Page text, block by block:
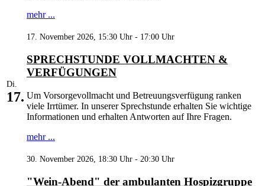
mehr ...
Di.
17.
17. November 2026, 15:30 Uhr - 17:00 Uhr
SPRECHSTUNDE VOLLMACHTEN &
VERFÜGUNGEN
Um Vorsorgevollmacht und Betreuungsverfügung ranken
viele Irrtümer. In unserer Sprechstunde erhalten Sie wichtige
Informationen und erhalten Antworten auf Ihre Fragen.
mehr ...
30. November 2026, 18:30 Uhr - 20:30 Uhr
"Wein-Abend" der ambulanten Hospizgruppe